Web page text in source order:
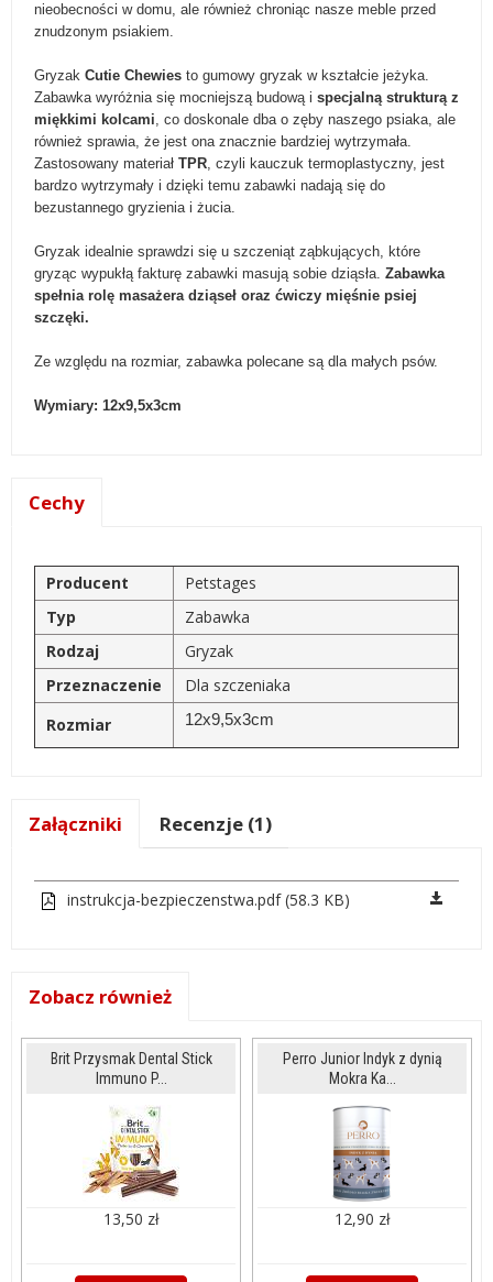
nieobecności w domu, ale również chroniąc nasze meble przed
znudzonym psiakiem.
Gryzak Cutie Chewies to gumowy gryzak w kształcie jeżyka.
Zabawka wyróżnia się mocniejszą budową i specjalną strukturą z
miękkimi kolcami, co doskonale dba o zęby naszego psiaka, ale
również sprawia, że jest ona znacznie bardziej wytrzymała.
Zastosowany materiał TPR, czyli kauczuk termoplastyczny, jest
bardzo wytrzymały i dzięki temu zabawki nadają się do
bezustannego gryzienia i żucia.
Gryzak idealnie sprawdzi się u szczeniąt ząbkujących, które
gryząc wypukłą fakturę zabawki masują sobie dziąsła. Zabawka
spełnia rolę masażera dziąseł oraz ćwiczy mięśnie psiej
szczęki.
Ze względu na rozmiar, zabawka polecane są dla małych psów.
Wymiary: 12x9,5x3cm
Cechy
Producent
Petstages
Typ
Zabawka
Rodzaj
Gryzak
Przeznaczenie
Dla szczeniaka
Rozmiar
12x9,5x3cm
Załączniki Recenzje (1)
instrukcja-bezpieczenstwa.pdf (58.3 KB)
Zobacz również
Brit Przysmak Dental Stick
Immuno P...
13,50 zł
Perro Junior Indyk z dynią
Mokra Ka...
12,90 zł